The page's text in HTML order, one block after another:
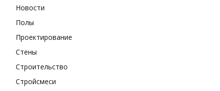
Новости
Полы
Проектирование
Стены
Строительство
Стройсмеси